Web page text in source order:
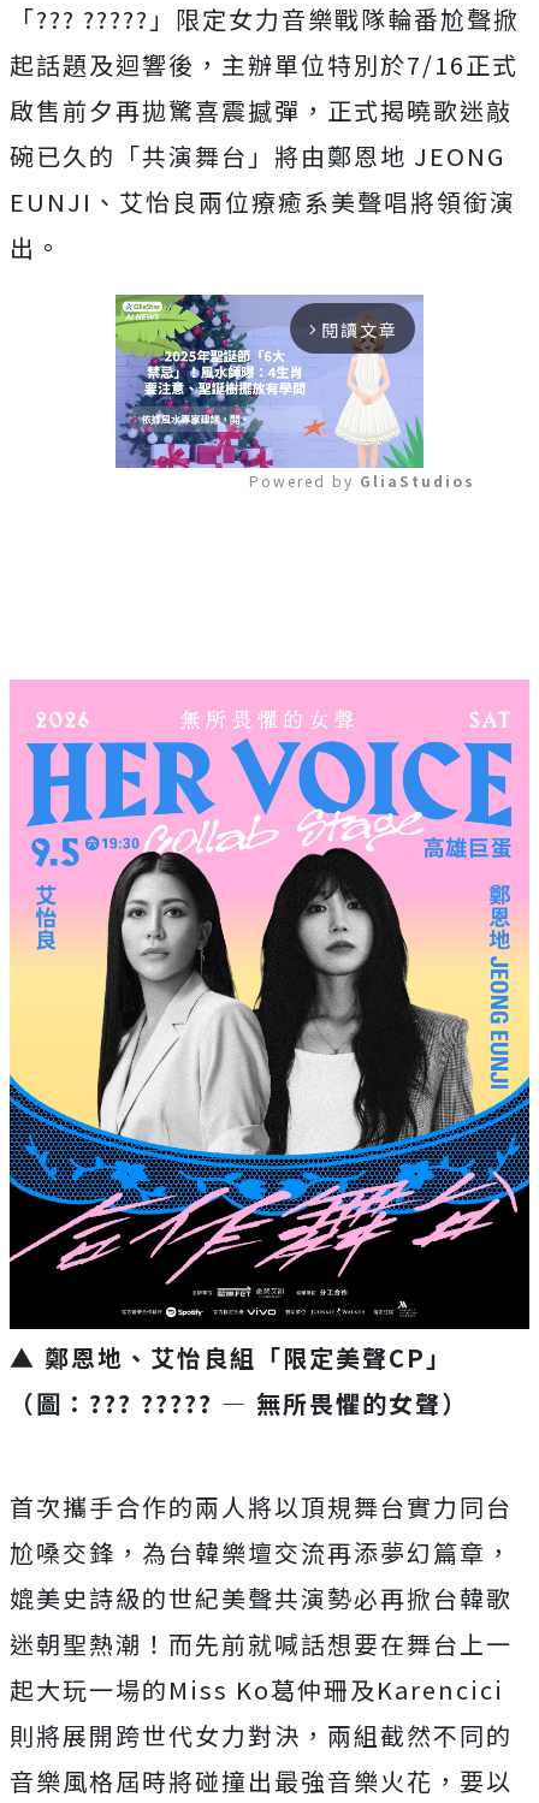
「??? ?????」限定女力音樂戰隊輪番尬聲掀
起話題及迴響後，主辦單位特別於7/16正式
啟售前夕再拋驚喜震撼彈，正式揭曉歌迷敲
碗已久的「共演舞台」將由鄭恩地 JEONG
EUNJI、艾怡良兩位療癒系美聲唱將領銜演
出。
arrow_forward_ios 閱讀文章
Powered by GliaStudios
▲ 鄭恩地、艾怡良組「限定美聲CP」
（圖：??? ????? — 無所畏懼的女聲）
首次攜手合作的兩人將以頂規舞台實力同台
尬嗓交鋒，為台韓樂壇交流再添夢幻篇章，
媲美史詩級的世紀美聲共演勢必再掀台韓歌
迷朝聖熱潮！而先前就喊話想要在舞台上一
起大玩一場的Miss Ko葛仲珊及Karencici
則將展開跨世代女力對決，兩組截然不同的
音樂風格屆時將碰撞出最強音樂火花，要以